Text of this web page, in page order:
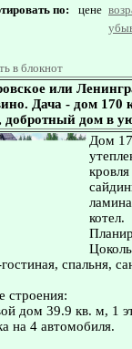
по: цене
в блокнот
или
Дача - дом 170
добротный дом в
Дом
котел.
спальня,
строения:
дом 39.9 кв. м, 1
на 4 автомобиля.